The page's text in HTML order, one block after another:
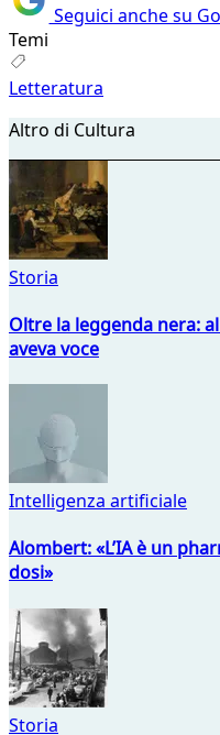
Seguici anche su
Temi
Letteratura
Altro di Cultura
Storia
Oltre la leggenda nera:
aveva voce
Intelligenza artificiale
Alombert: «L’IA è un
dosi»
Storia